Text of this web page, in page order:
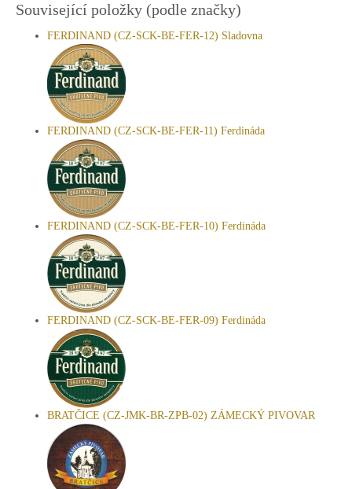
Související položky (podle značky)
FERDINAND (CZ-SCK-BE-FER-12) Sladovna
FERDINAND (CZ-SCK-BE-FER-11) Ferdináda
FERDINAND (CZ-SCK-BE-FER-10) Ferdináda
FERDINAND (CZ-SCK-BE-FER-09) Ferdináda
BRATČICE (CZ-JMK-BR-ZPB-02) ZÁMECKÝ PIVOVAR